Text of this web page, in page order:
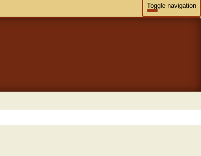
Toggle navigation